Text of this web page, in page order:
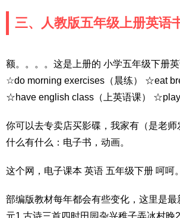
三、人教版五年级上册英语
额。。。。这是上册的 小学五年级下册
☆do morning exercises（晨练） ☆eat
☆have english class（上英语课） ☆play
你可以去专卖店买影碟，我家有（是老
什么有什么：电子书，动画。
这个网，电子课本 英语 五年级下册 呵呵。
部编版教材每年都会有些变化，这里是
元1 古诗三首四时田园杂兴稚子弄冰村晚